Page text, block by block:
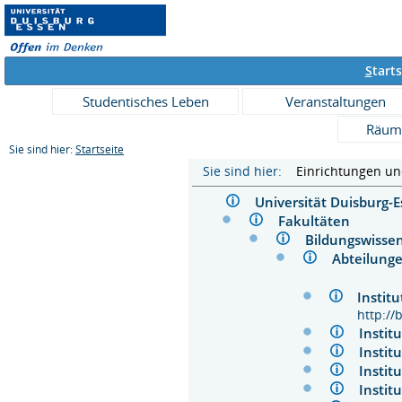
S
Studentisches Leben
Veranstaltungen
Sie sind hier: Startseite
Sie sind hier: Einrichtungen
Universität
Fakultäten
http://